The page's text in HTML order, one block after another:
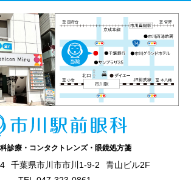
診療・コンタクトレンズ・眼鏡処方箋
千葉県市川市市川1-9-2
青山ビル2F